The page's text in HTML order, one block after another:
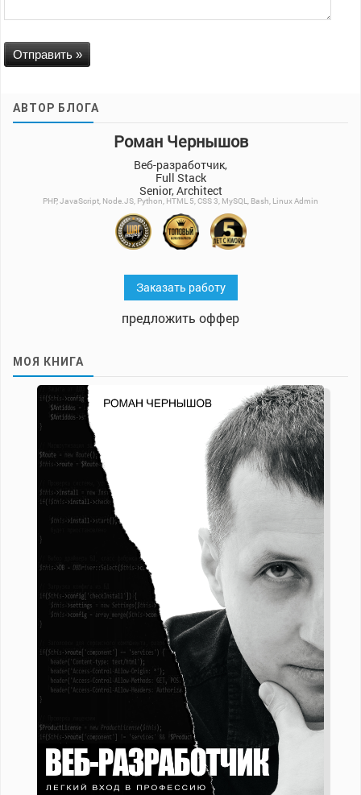
АВТОР БЛОГА
Роман Чернышов
Веб-разработчик,
Full Stack
Senior, Architect
PHP, JavaScript, Node.JS, Python, HTML 5, CSS 3, MySQL, Bash, Linux Admin
Заказать работу
предложить оффер
МОЯ КНИГА